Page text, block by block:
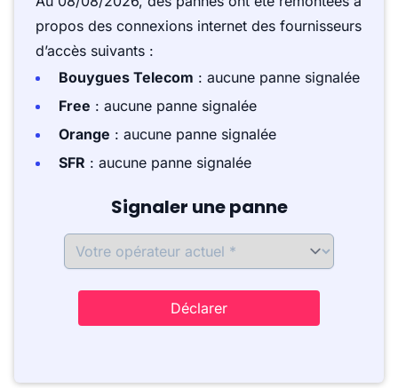
propos des connexions internet des fournisseurs
d’accès suivants :
Bouygues Telecom : aucune panne signalée
Free : aucune panne signalée
Orange : aucune panne signalée
SFR : aucune panne signalée
Signaler une panne
Déclarer